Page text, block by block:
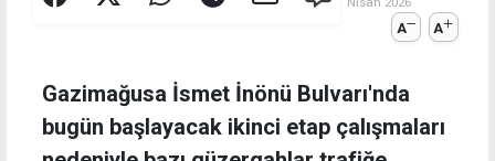
A A
Gazimağusa İsmet İnönü Bulvarı'nda
bugün başlayacak ikinci etap çalışmaları